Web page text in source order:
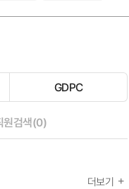
GDPC
선
택
원검색(0)선택안됨
더보기